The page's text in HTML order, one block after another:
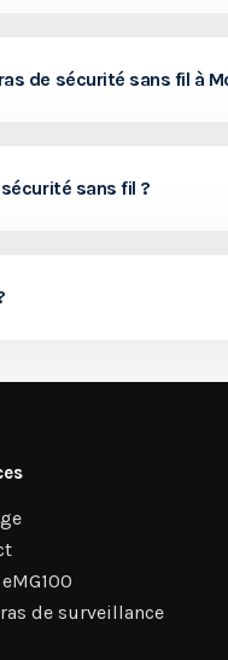
de sécurité sans fil à
sans fil ?
de surveillance